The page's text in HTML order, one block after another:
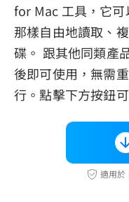
for Mac 工具，它
那樣自由地讀取、
碟。 跟其他同類產
後即可使用，無需
行。點擊下方按鈕
適用於